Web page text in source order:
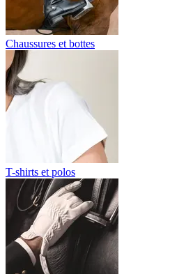
Chaussures et bottes
T-shirts et polos